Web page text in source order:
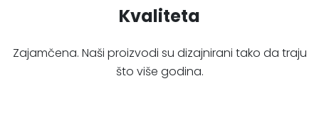
Kvaliteta
Zajamčena. Naši proizvodi su dizajnirani tako da traju
što više godina.